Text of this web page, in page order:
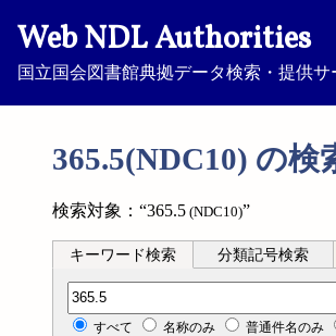
Web NDL Authorities
国立国会図書館典拠データ検索・提供サ
365.5(NDC10) の検
検索対象：“365.5 (NDC10)”
キーワード検索 分類記号検索
分類記号検索
すべて 名称のみ 普通件名のみ